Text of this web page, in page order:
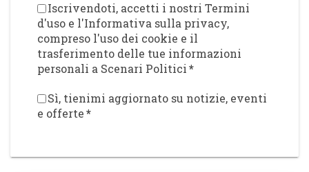
Iscrivendoti, accetti i nostri Termini
d'uso e l'Informativa sulla privacy,
compreso l'uso dei cookie e il
trasferimento delle tue informazioni
personali a Scenari Politici*
Sì, tienimi aggiornato su notizie, eventi
e offerte*